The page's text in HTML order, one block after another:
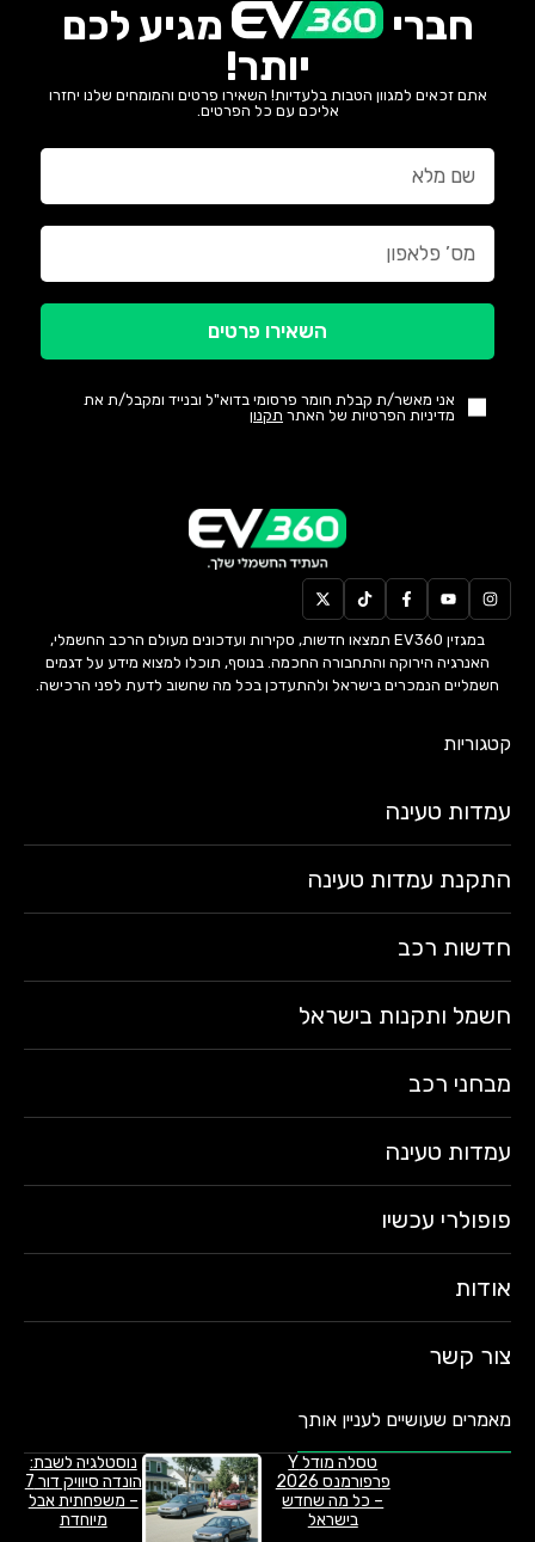
חברי
מגיע לכם
יותר!
אתם זכאים למגוון הטבות בלעדיות! השאירו פרטים והמומחים שלנו יחזרו
אליכם עם כל הפרטים.
אני מאשר/ת קבלת חומר פרסומי בדוא"ל ובנייד ומקבל/ת את
מדיניות הפרטיות של האתר תקנון
השאירו פרטים
במגזין EV360 תמצאו חדשות, סקירות ועדכונים מעולם הרכב החשמלי,
האנרגיה הירוקה והתחבורה החכמה. בנוסף, תוכלו למצוא מידע על דגמים
חשמליים הנמכרים בישראל ולהתעדכן בכל מה שחשוב לדעת לפני הרכישה.
קטגוריות
עמדות טעינה
התקנת עמדות טעינה
חדשות רכב
חשמל ותקנות בישראל
מבחני רכב
עמדות טעינה
פופולרי עכשיו
אודות
צור קשר
מאמרים שעושיים לעניין אותך
טסלה מודל Y
פרפורמנס 2026
– כל מה שחדש
בישראל
נוסטלגיה לשבת:
הונדה סיוויק דור 7
– משפחתית אבל
מיוחדת